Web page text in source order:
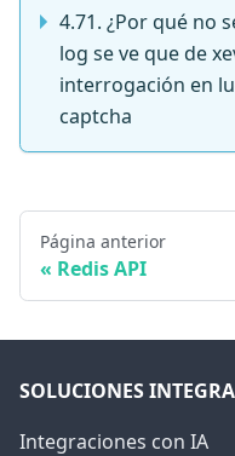
4.71. ¿Por qué no
log se ve que de
interrogación en
captcha
Página anterior
Redis API
SOLUCIONES
Integraciones con IA